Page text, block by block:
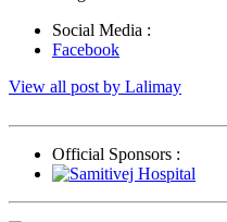
Social Media :
Facebook
View all post by Lalimay
Official Sponsors :